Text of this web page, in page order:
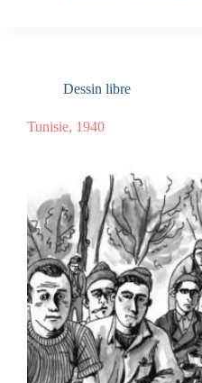
Dessin libre
Tunisie, 1940